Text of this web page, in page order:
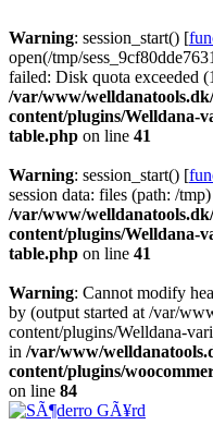
Warning: session_start() [
open(/tmp/
failed: Disk quota exceeded
/var/www/
content/plugins/Welldana-
table.php on line 41
Warning: session_start() [
session data: files (path: /
/var/www/
content/plugins/Welldana-
table.php on line 41
Warning: Cannot modify
by (output started at /var/
content/plugins/Welldana-
in /var/www/
content/plugins/
on line 84